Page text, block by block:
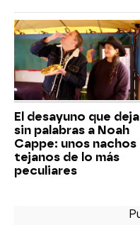
El desayuno que deja
sin palabras a Noah
Cappe: unos nachos
tejanos de lo más
peculiares